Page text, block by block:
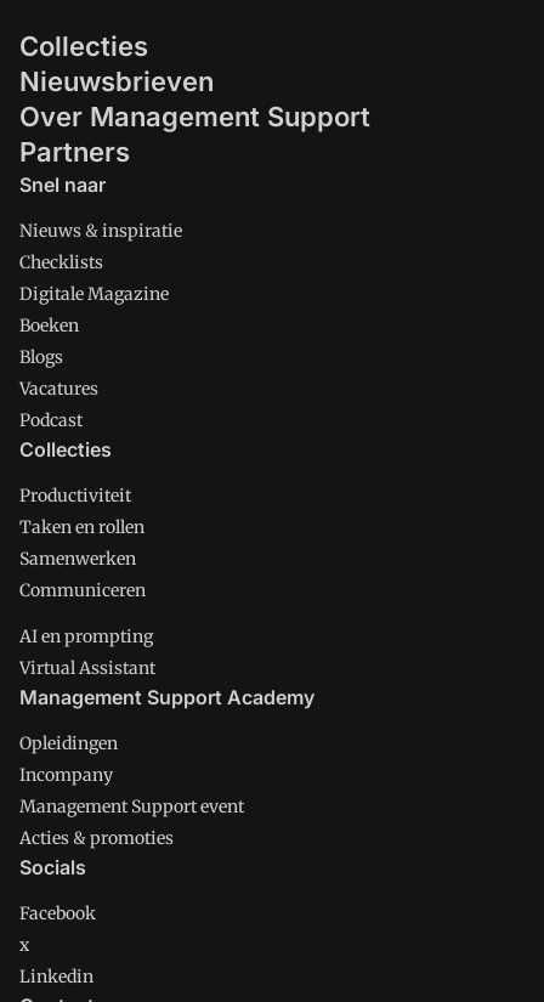
Collecties
Nieuwsbrieven
Over Management Support
Partners
Snel naar
Nieuws & inspiratie
Checklists
Digitale Magazine
Boeken
Blogs
Vacatures
Podcast
Collecties
Productiviteit
Taken en rollen
Samenwerken
Communiceren
AI en prompting
Virtual Assistant
Management Support Academy
Opleidingen
Incompany
Management Support event
Acties & promoties
Socials
Facebook
x
Linkedin